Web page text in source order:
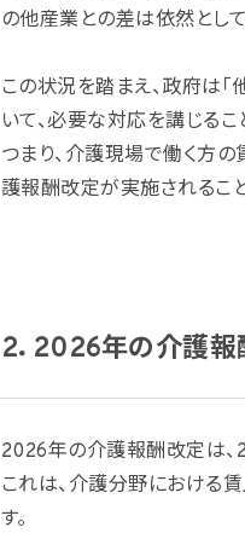
の他産業との差は依然とし
この状況を踏まえ、政府は
いて、必要な対応を講じるこ
つまり、介護現場で働く方
護報酬改定が実施されるこ
2．2026年の介護
2026年の介護報酬改定は、
これは、介護分野における
す。